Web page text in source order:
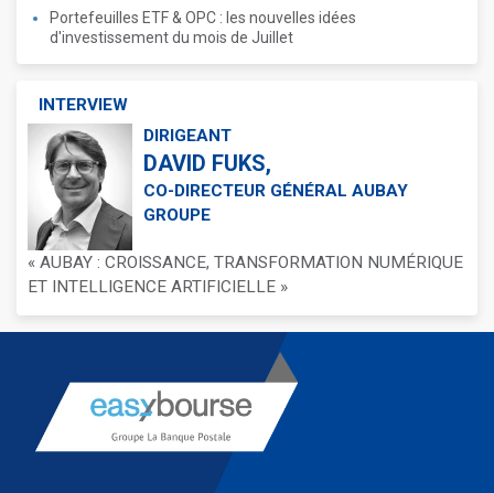
Portefeuilles ETF & OPC : les nouvelles idées
d'investissement du mois de Juillet
INTERVIEW
DIRIGEANT
DAVID FUKS,
CO-DIRECTEUR GÉNÉRAL AUBAY
GROUPE
« AUBAY : CROISSANCE, TRANSFORMATION NUMÉRIQUE
ET INTELLIGENCE ARTIFICIELLE »